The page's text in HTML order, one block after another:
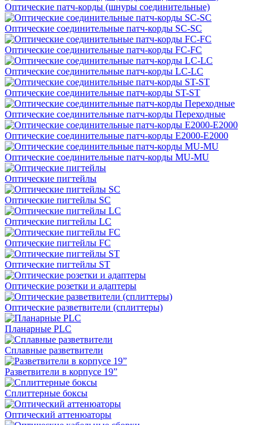
Оптические патч-корды (шнуры соединительные)
Оптические соединительные патч-корды SC-SC
Оптические соединительные патч-корды FC-FC
Оптические соединительные патч-корды LC-LC
Оптические соединительные патч-корды ST-ST
Оптические соединительные патч-корды Переходные
Оптические соединительные патч-корды E2000-E2000
Оптические соединительные патч-корды MU-MU
Оптические пигтейлы
Оптические пигтейлы SC
Оптические пигтейлы LC
Оптические пигтейлы FC
Оптические пигтейлы ST
Оптические розетки и адаптеры
Оптические разветвители (сплиттеры)
Планарные PLC
Сплавные разветвители
Разветвители в корпусе 19”
Сплиттерные боксы
Оптический аттенюаторы